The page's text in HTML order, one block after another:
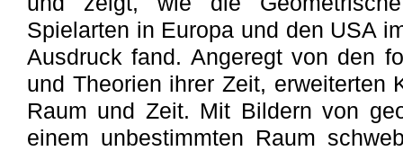
Spielarten in Europa und den USA
Ausdruck fand. Angeregt von den
und Theorien ihrer Zeit, erweiterten
Raum und Zeit. Mit Bildern von
einem unbestimmten Raum